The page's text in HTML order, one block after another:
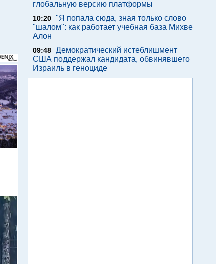
глобальную версию платформы
10:20 "Я попала сюда, зная только слово
"шалом": как работает учебная база Михве
Алон
09:48 Демократический истеблишмент
США поддержал кандидата, обвинявшего
Израиль в геноциде